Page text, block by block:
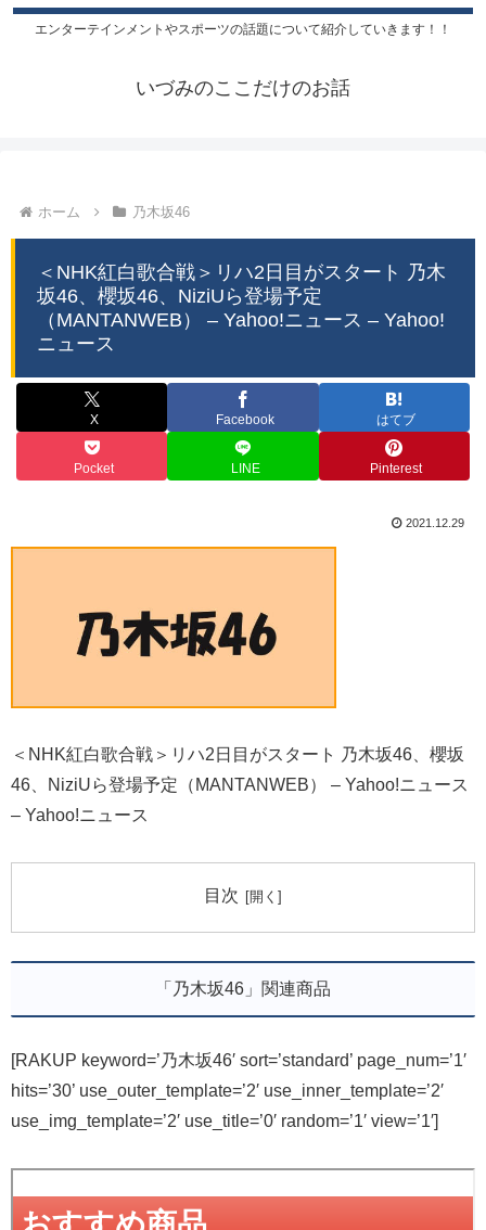
エンターテインメントやスポーツの話題について紹介していきます！！
いづみのここだけのお話
ホーム 乃木坂46
＜NHK紅白歌合戦＞リハ2日目がスタート 乃木
坂46、櫻坂46、NiziUら登場予定
（MANTANWEB） – Yahoo!ニュース – Yahoo!
ニュース
X Facebook はてブ
Pocket LINE Pinterest
2021.12.29
＜NHK紅白歌合戦＞リハ2日目がスタート 乃木坂46、櫻坂
46、NiziUら登場予定（MANTANWEB） – Yahoo!ニュース
– Yahoo!ニュース
目次
「乃木坂46」関連商品
[RAKUP keyword=’乃木坂46′ sort=’standard’ page_num=’1′
hits=’30’ use_outer_template=’2′ use_inner_template=’2′
use_img_template=’2′ use_title=’0′ random=’1′ view=’1′]